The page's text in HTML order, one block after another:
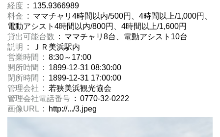
経度 : 135.9366989
料金 : ママチャリ4時間以内/500円、4時間以上/1,000円、
電動アシスト4時間以内/800円、4時間以上/1,600円
貸出可能台数 : ママチャリ8台、電動アシスト10台
説明
: ＪＲ美浜駅内
営業時間
: 8:30～17:00
開所時間
: 1899-12-31 08:30:00
閉所時間
: 1899-12-31 17:00:00
管理会社 : 若狭美浜観光協会
管理会社電話番号 : 0770-32-0222
画像URL : http://.../3.jpeg